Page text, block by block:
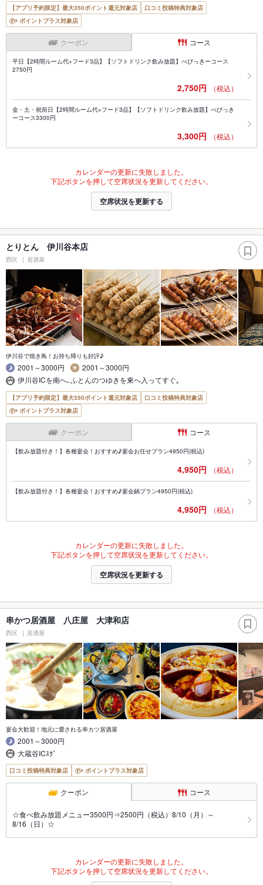
【アプリ予約限定】最大350ポイント還元対象店
口コミ投稿特典対象店
ポイントプラス対象店
クーポン コース
平日【2時間ルーム代+フード3品】【ソフトドリンク飲み放題】べびっきーコース
2750円
2,750円 （税込）
金・土・祝前日【2時間ルーム代+フード3品】【ソフトドリンク飲み放題】べびっき
ーコース3300円
3,300円 （税込）
カレンダーの更新に失敗しました。
下記ボタンを押して空席状況を更新してください。
空席状況を更新する
とりとん 伊川谷本店
西区 居酒屋
伊川谷で焼き鳥！お持ち帰りも好評♪
2001～3000円
2001～3000円
伊川谷ICを南へ､ふとんのつゆきを東へ入ってすぐ｡
【アプリ予約限定】最大350ポイント還元対象店
口コミ投稿特典対象店
ポイントプラス対象店
クーポン コース
【飲み放題付き！】各種宴会！おすすめ♪宴会お任せプラン4950円(税込)
4,950円 （税込）
【飲み放題付き！】各種宴会！おすすめ♪宴会鍋プラン4950円(税込)
4,950円 （税込）
カレンダーの更新に失敗しました。
下記ボタンを押して空席状況を更新してください。
空席状況を更新する
串かつ居酒屋 八庄屋 大津和店
西区 居酒屋
宴会大歓迎！地元に愛される串カツ居酒屋
2001～3000円
大蔵谷ICｽｸﾞ
口コミ投稿特典対象店 ポイントプラス対象店
クーポン コース
☆食べ飲み放題メニュー3500円⇒2500円（税込）8/10（月）～
8/16（日）☆
カレンダーの更新に失敗しました。
下記ボタンを押して空席状況を更新してください。